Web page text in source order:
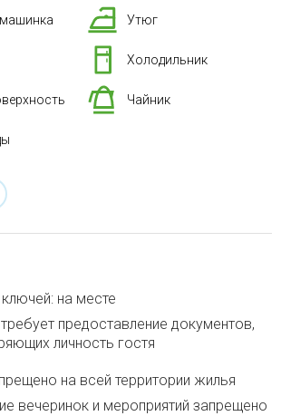
Утюг
Холодильник
Чайник
на месте
предоставление документов,
личность гостя
на всей территории жилья
вечеринок и мероприятий запрещено